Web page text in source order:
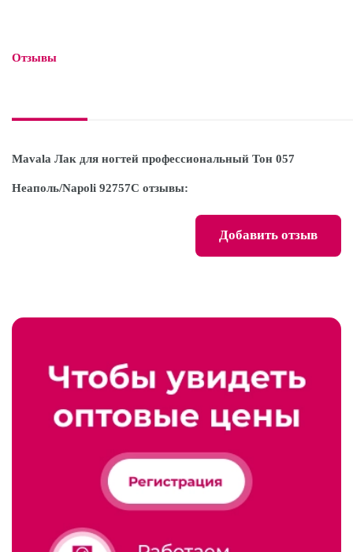
Отзывы
Mavala Лак для ногтей профессиональный Тон 057
Неаполь/Napoli 92757С отзывы:
Добавить отзыв